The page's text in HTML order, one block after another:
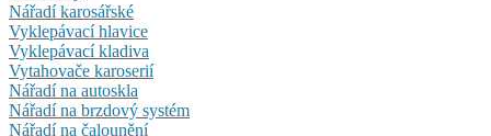
Nářadí karosářské
Vyklepávací hlavice
Vyklepávací kladiva
Vytahovače karoserií
Nářadí na autoskla
Nářadí na brzdový systém
Nářadí na čalounění